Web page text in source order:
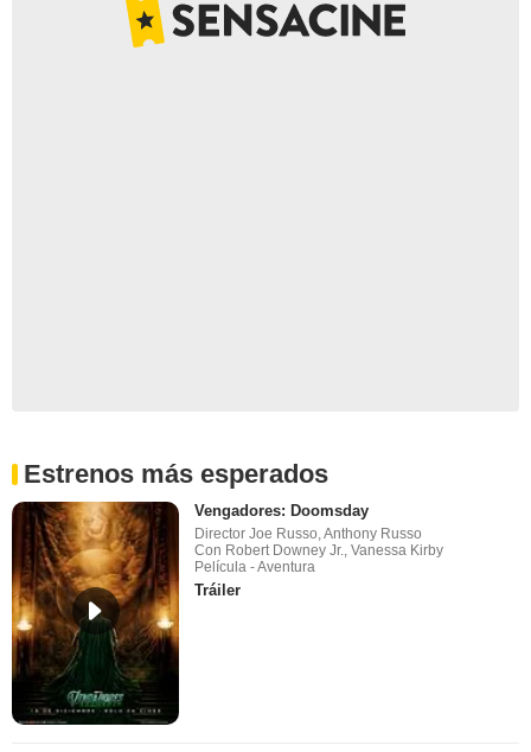
Estrenos más esperados
Vengadores: Doomsday
Director Joe Russo, Anthony Russo
Con Robert Downey Jr., Vanessa Kirby
Película - Aventura
Tráiler